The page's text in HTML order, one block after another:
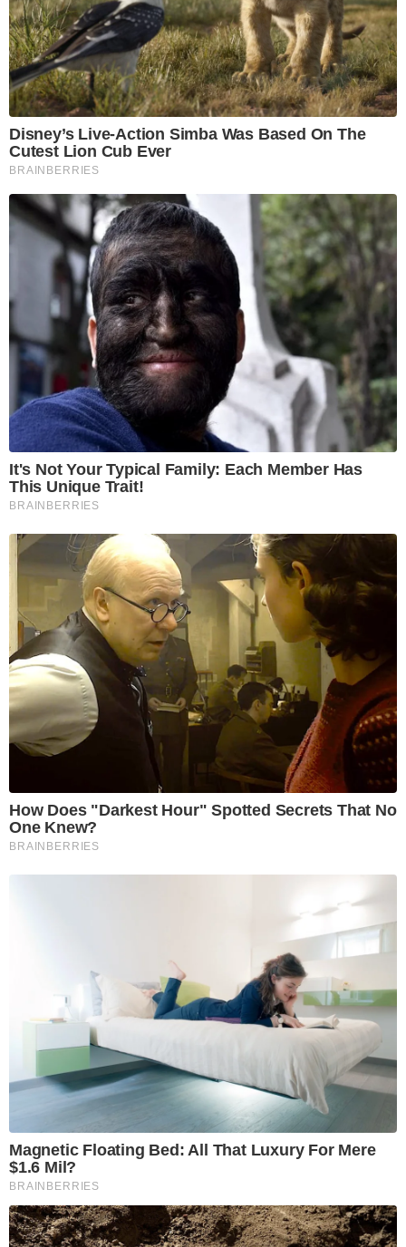
Disney’s Live-Action Simba Was Based On The
Cutest Lion Cub Ever
BRAINBERRIES
It's Not Your Typical Family: Each Member Has
This Unique Trait!
BRAINBERRIES
How Does "Darkest Hour" Spotted Secrets That No
One Knew?
BRAINBERRIES
Magnetic Floating Bed: All That Luxury For Mere
$1.6 Mil?
BRAINBERRIES